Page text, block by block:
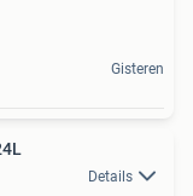
Gisteren
Details